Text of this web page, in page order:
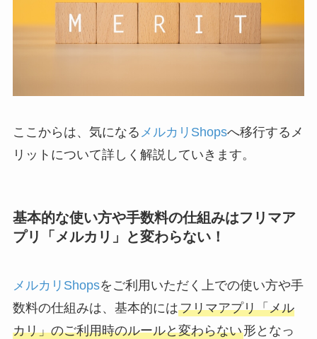
ここからは、気になる メルカリShopsへ移行するメ
リットについて詳しく解説していきます。
基本的な使い方や手数料の仕組みはフリマア
プリ「メルカリ」と変わらない！
メルカリShopsをご利用いただく上での使い方や手
数料の仕組みは、基本的にはフリマアプリ「メル
カリ」のご利用時のルールと変わらない形となっ